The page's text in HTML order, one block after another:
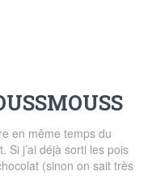
en même temps du
Si j’ai déjà sorti les pois
(sinon on sait très